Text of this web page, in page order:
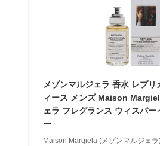
メゾンマルジェラ 香水 レプ
ィース メンズ Maison
ェラ フレグランス ウィスパー
ー
Maison Margiela (メゾンマルジェラ